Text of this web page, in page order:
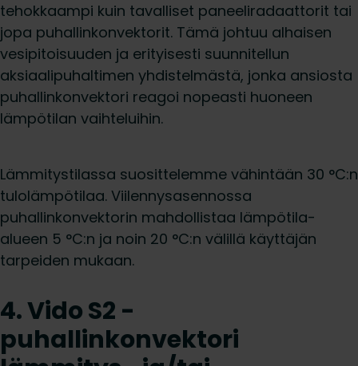
tehokkaampi kuin tavalliset paneeliradaattorit tai
jopa puhallinkonvektorit. Tämä johtuu alhaisen
vesipitoisuuden ja erityisesti suunnitellun
aksiaalipuhaltimen yhdistelmästä, jonka ansiosta
puhallinkonvektori reagoi nopeasti huoneen
lämpötilan vaihteluihin.
Lämmitystilassa suosittelemme vähintään 30 °C:n
tulolämpötilaa. Viilennysasennossa
puhallinkonvektorin mahdollistaa lämpötila-
alueen 5 °C:n ja noin 20 °C:n välillä käyttäjän
tarpeiden mukaan.
4. Vido S2 -
puhallinkonvektori